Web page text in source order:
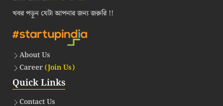
খবর পড়ুন যেটা আপনার জন্য জরুরি !!
About Us
Career(Join Us)
Quick Links
Contact Us